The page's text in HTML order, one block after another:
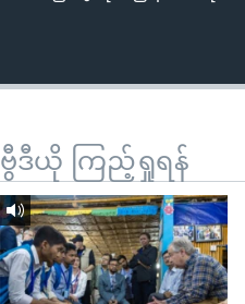
ဗွီဒီယို ကြည့်ရှုရန်